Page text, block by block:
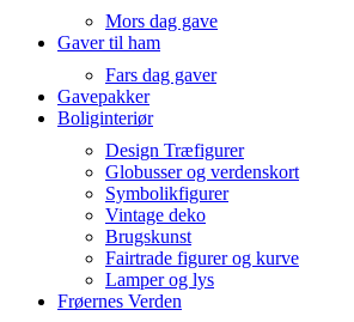
Mors dag gave
Gaver til ham
Fars dag gaver
Gavepakker
Boliginteriør
Design Træfigurer
Globusser og verdenskort
Symbolikfigurer
Vintage deko
Brugskunst
Fairtrade figurer og kurve
Lamper og lys
Frøernes Verden